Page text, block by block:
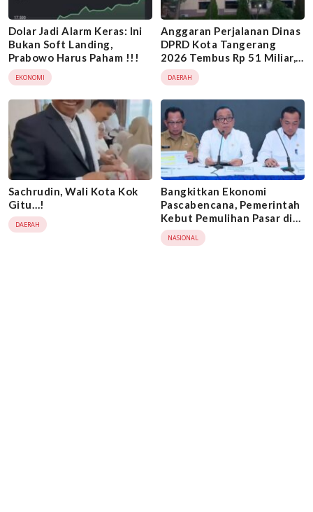
Dolar Jadi Alarm Keras: Ini
Bukan Soft Landing,
Prabowo Harus Paham !!!
EKONOMI
Anggaran Perjalanan Dinas
DPRD Kota Tangerang
2026 Tembus Rp 51 Miliar,
Jadi Sorotan di Tengah
Kontroversi Tablet Mewah
DAERAH
Sachrudin, Wali Kota Kok
Gitu…!
DAERAH
Bangkitkan Ekonomi
Pascabencana, Pemerintah
Kebut Pemulihan Pasar di
Aceh, Sumut, dan Sumbar
NASIONAL